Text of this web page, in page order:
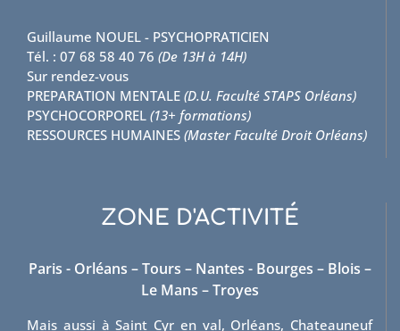
Guillaume NOUEL - PSYCHOPRATICIEN
Tél. : 07 68 58 40 76 (De 13H à 14H)
Sur rendez-vous
PREPARATION MENTALE (D.U. Faculté STAPS Orléans)
PSYCHOCORPOREL (13+ formations)
RESSOURCES HUMAINES (Master Faculté Droit Orléans)
ZONE D'ACTIVITÉ
Paris - Orléans – Tours – Nantes - Bourges – Blois –
Le Mans – Troyes
Mais aussi à Saint Cyr en val, Orléans, Chateauneuf